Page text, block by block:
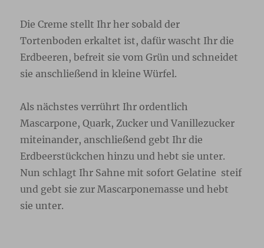
Die Creme stellt Ihr her sobald der
Tortenboden erkaltet ist, dafür wascht Ihr die
Erdbeeren, befreit sie vom Grün und schneidet
sie anschließend in kleine Würfel.
Als nächstes verrührt Ihr ordentlich
Mascarpone, Quark, Zucker und Vanillezucker
miteinander, anschließend gebt Ihr die
Erdbeerstückchen hinzu und hebt sie unter.
Nun schlagt Ihr Sahne mit sofort Gelatine steif
und gebt sie zur Mascarponemasse und hebt
sie unter.